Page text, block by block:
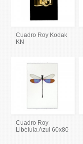
Cuadro Roy Kodak
KN
Cuadro Roy
Libélula Azul 60x80